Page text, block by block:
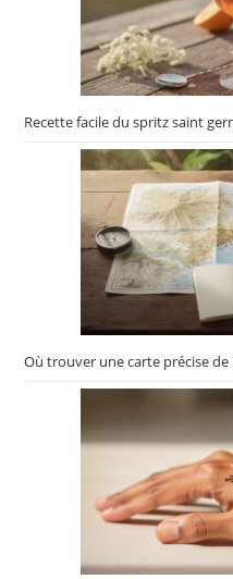
Recette facile du spritz saint
Où trouver une carte précise